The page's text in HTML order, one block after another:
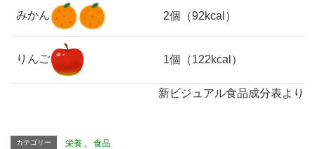
みかん 2個（92kcal）
りんご 1個（122kcal）
新ビジュアル食品成分表より
カテゴリー 栄養 、 食品